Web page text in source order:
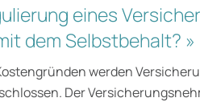
eines
dem Selbstbehalt? »
werden
Der